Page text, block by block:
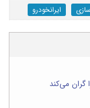
ایرانخودرو
گران می‌کند